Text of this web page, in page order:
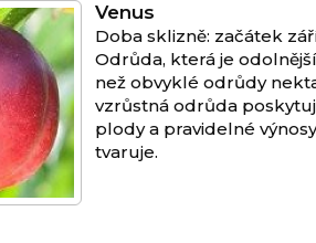
Venus
Doba sklizně: začátek
Odrůda, která je
než obvyklé odrůdy
vzrůstná odrůda
plody a pravidelné
tvaruje.